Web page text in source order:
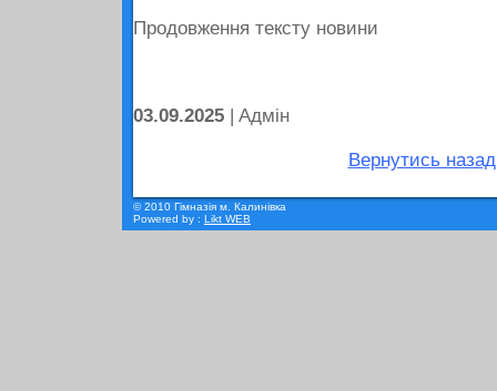
Продовження тексту новини
03.09.2025 | Aдмін
Вернутись назад
© 2010 Гімназія м. Калинівка
Powered by : Likt WEB